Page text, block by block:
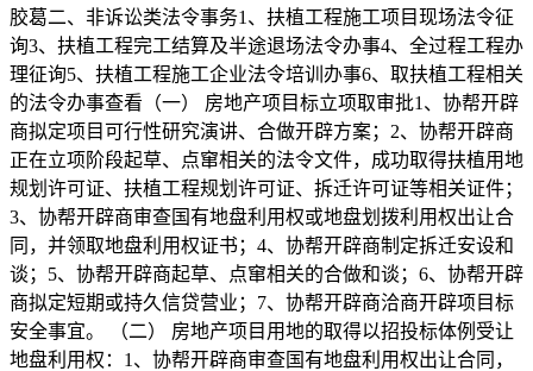
胶葛二、非诉讼类法令事务1、扶植工程施工项目现场法令征
询3、扶植工程完工结算及半途退场法令办事4、全过程工程办
理征询5、扶植工程施工企业法令培训办事6、取扶植工程相关
的法令办事查看（一） 房地产项目标立项取审批1、协帮开辟
商拟定项目可行性研究演讲、合做开辟方案；2、协帮开辟商
正在立项阶段起草、点窜相关的法令文件，成功取得扶植用地
规划许可证、扶植工程规划许可证、拆迁许可证等相关证件；
3、协帮开辟商审查国有地盘利用权或地盘划拨利用权出让合
同，并领取地盘利用权证书；4、协帮开辟商制定拆迁安设和
谈；5、协帮开辟商起草、点窜相关的合做和谈；6、协帮开辟
商拟定短期或持久信贷营业；7、协帮开辟商洽商开辟项目标
安全事宜。 （二） 房地产项目用地的取得以招投标体例受让
地盘利用权：1、协帮开辟商审查国有地盘利用权出让合同，